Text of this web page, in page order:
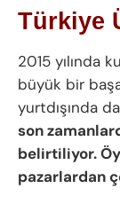
Türkiye
2015 yılında
büyük bir
yurtdışında
son
belirtiliyor.
pazarlardan